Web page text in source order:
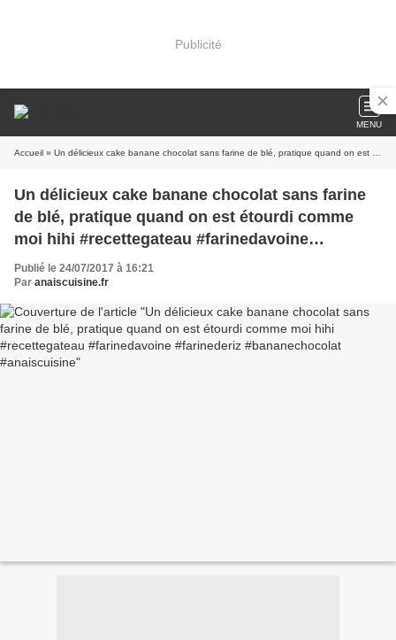
Publicité
MENU
Accueil » Un délicieux cake banane chocolat sans farine de blé, pratique quand on est étourdi comme moi hihi #recettegateau #farinedavoine #farinederiz #bananechocolat #anaiscuisine
Un délicieux cake banane chocolat sans farine
de blé, pratique quand on est étourdi comme
moi hihi #recettegateau #farinedavoine
#farinederiz #bananechocolat #anaiscuisine
Publié le 24/07/2017 à 16:21
Par anaiscuisine.fr